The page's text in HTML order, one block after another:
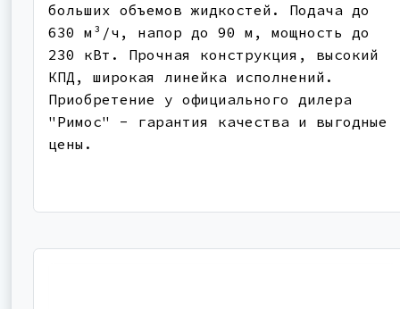
больших объемов жидкостей. Подача до
630 м³/ч, напор до 90 м, мощность до
230 кВт. Прочная конструкция, высокий
КПД, широкая линейка исполнений.
Приобретение у официального дилера
"Римос" - гарантия качества и выгодные
цены.